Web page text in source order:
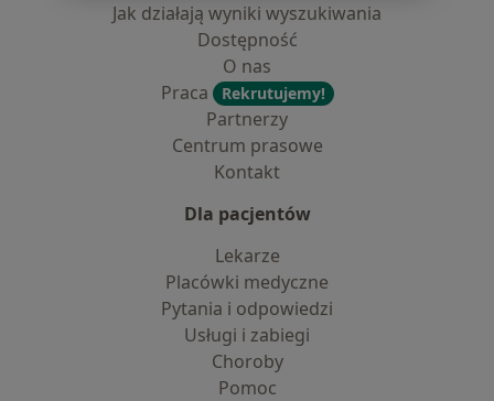
Jak działają wyniki wyszukiwania
Dostępność
O nas
Praca
Rekrutujemy!
Partnerzy
Centrum prasowe
Kontakt
Dla pacjentów
Lekarze
Placówki medyczne
Pytania i odpowiedzi
Usługi i zabiegi
Choroby
Pomoc